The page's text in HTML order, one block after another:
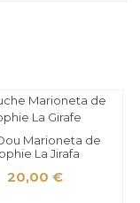
Marioneta de
La Jirafa
20,00 €